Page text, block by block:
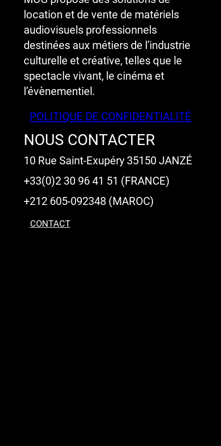
location et de vente de matériels
audiovisuels professionnels
destinées aux métiers de l’industrie
culturelle et créative, telles que le
spectacle vivant, le cinéma et
l’évènementiel.
POLITIQUE DE CONFIDENTIALITÉ
NOUS CONTACTER
10 Rue Saint-Exupéry 35150 JANZÉ
+33(0)2 30 96 41 51 (FRANCE)
+212 605-092348 (MAROC)
CONTACT